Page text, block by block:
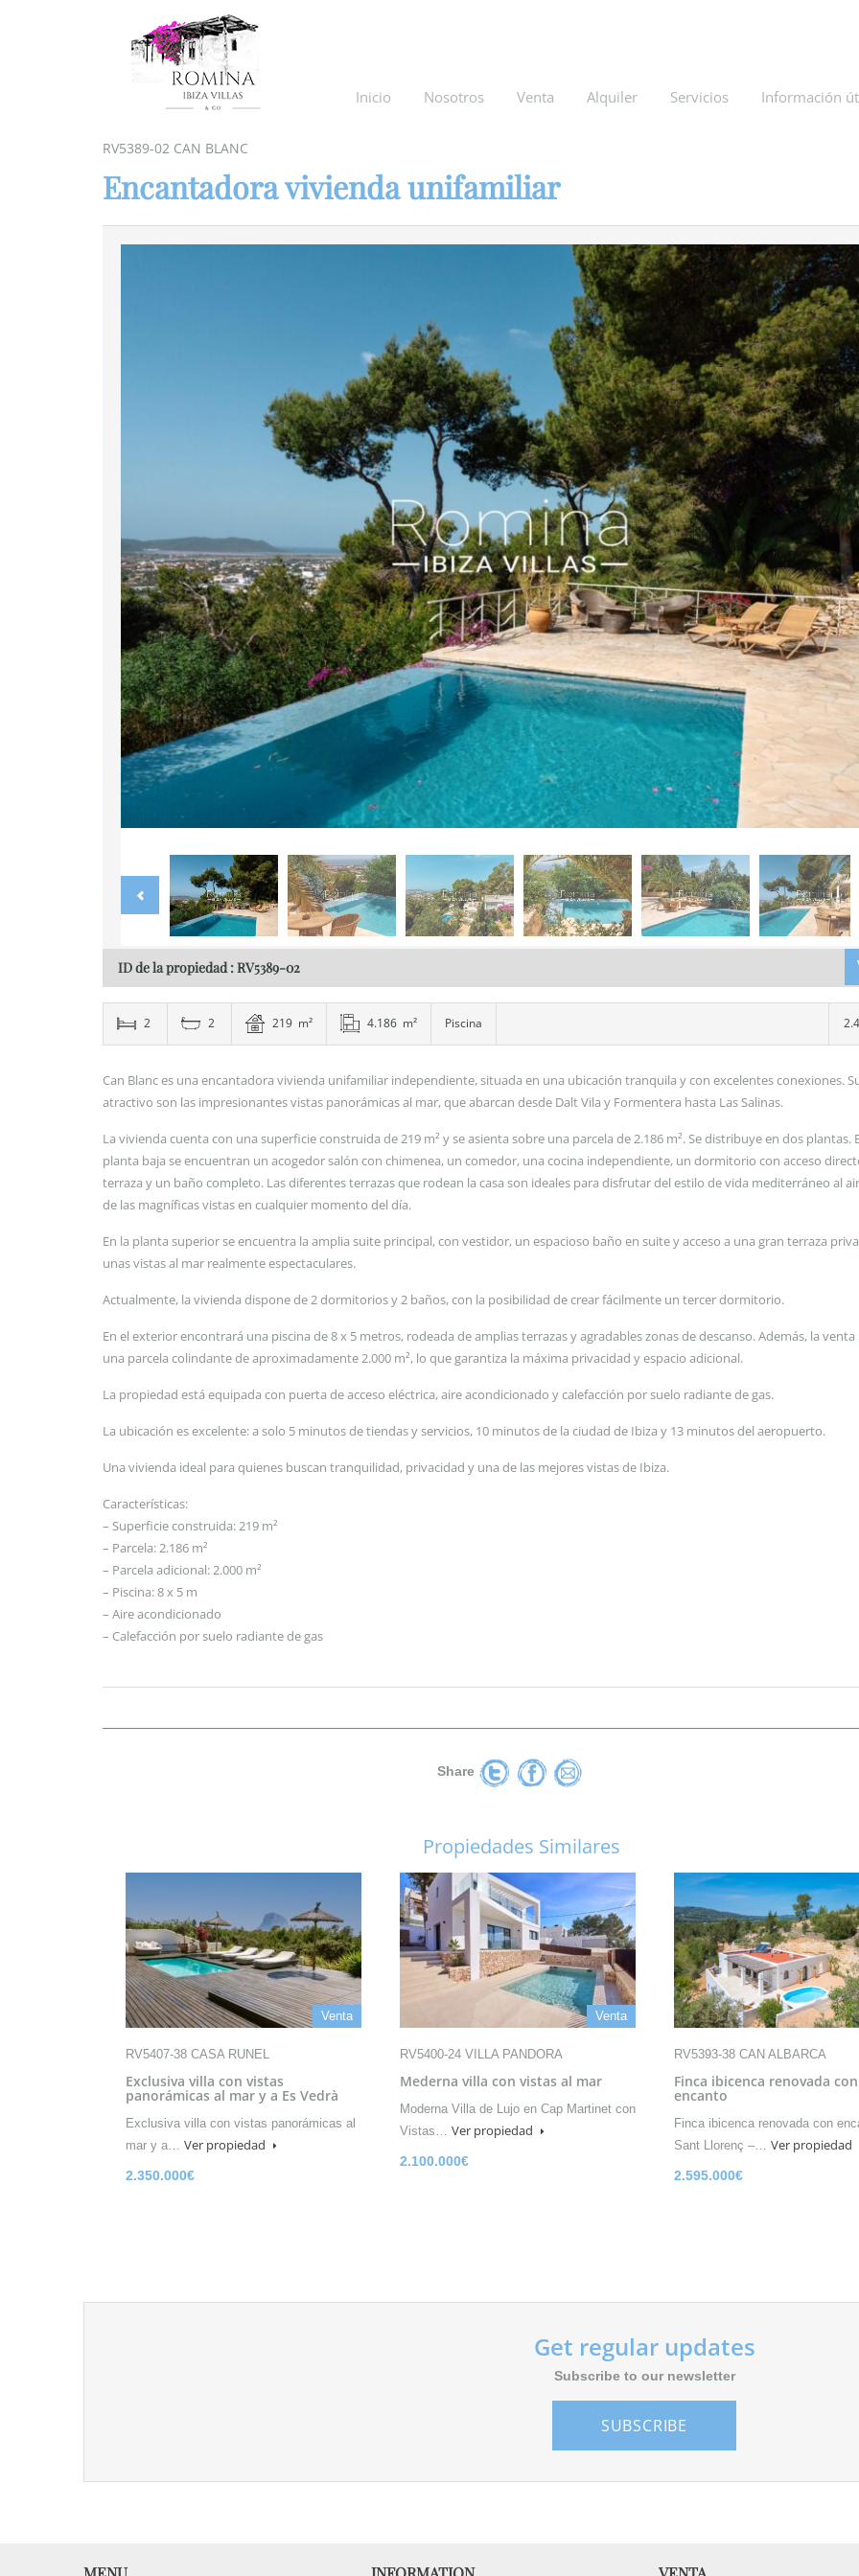
Inicio Nosotros Venta Alquiler Servicios Información
RV5389-02 CAN BLANC
Encantadora vivienda unifamiliar
ID de la propiedad : RV5389-02
2 2 219 m² 4.186 m² Piscina
Can Blanc es una encantadora vivienda unifamiliar independiente, situada en una ubicación tranquila y con excelentes conexiones.
atractivo son las impresionantes vistas panorámicas al mar, que abarcan desde Dalt Vila y Formentera hasta Las Salinas.
La vivienda cuenta con una superficie construida de 219 m² y se asienta sobre una parcela de 2.186 m². Se distribuye en dos plantas.
planta baja se encuentran un acogedor salón con chimenea, un comedor, una cocina independiente, un dormitorio con acceso
terraza y un baño completo. Las diferentes terrazas que rodean la casa son ideales para disfrutar del estilo de vida mediterráneo al
de las magníficas vistas en cualquier momento del día.
En la planta superior se encuentra la amplia suite principal, con vestidor, un espacioso baño en suite y acceso a una gran terraza
unas vistas al mar realmente espectaculares.
Actualmente, la vivienda dispone de 2 dormitorios y 2 baños, con la posibilidad de crear fácilmente un tercer dormitorio.
En el exterior encontrará una piscina de 8 x 5 metros, rodeada de amplias terrazas y agradables zonas de descanso. Además, la
una parcela colindante de aproximadamente 2.000 m², lo que garantiza la máxima privacidad y espacio adicional.
La propiedad está equipada con puerta de acceso eléctrica, aire acondicionado y calefacción por suelo radiante de gas.
La ubicación es excelente: a solo 5 minutos de tiendas y servicios, 10 minutos de la ciudad de Ibiza y 13 minutos del aeropuerto.
Una vivienda ideal para quienes buscan tranquilidad, privacidad y una de las mejores vistas de Ibiza.
Características:
– Superficie construida: 219 m²
– Parcela: 2.186 m²
– Parcela adicional: 2.000 m²
– Piscina: 8 x 5 m
– Aire acondicionado
– Calefacción por suelo radiante de gas
Share
Propiedades Similares
Venta
RV5407-38 CASA RUNEL
Exclusiva villa con vistas
panorámicas al mar y a Es Vedrà
Exclusiva villa con vistas panorámicas al
mar y a… Ver propiedad
2.350.000€
Venta
RV5400-24 VILLA PANDORA
Mederna villa con vistas al mar
Moderna Villa de Lujo en Cap Martinet con
Vistas… Ver propiedad
2.100.000€
RV5393-38 CAN ALBARCA
Finca ibicenca renovada con
encanto
Finca ibicenca renovada con
Sant Llorenç –… Ver propiedad
2.595.000€
Get regular updates
Subscribe to our newsletter
SUBSCRIBE